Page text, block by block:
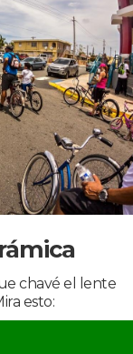
chavé el lente
esto: